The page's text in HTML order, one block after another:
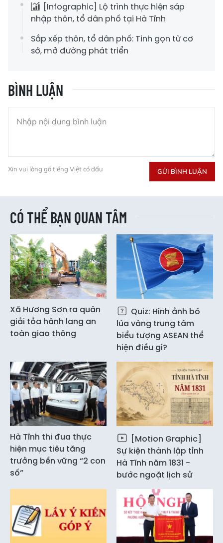
[Infographic] Lộ trình thực hiện sáp
nhập thôn, tổ dân phố tại Hà Tĩnh
Sắp xếp thôn, tổ dân phố: Tinh gọn từ cơ
sở, mở đường phát triển
BÌNH LUẬN
Xin vui lòng gõ tiếng Việt có dấu GỬI BÌNH LUẬN
CÓ THỂ BẠN QUAN TÂM
Xã Hương Sơn ra quân
giải tỏa hành lang an
toàn giao thông
Quiz: Hình ảnh bó
lúa vàng trung tâm
biểu tượng ASEAN thể
hiện điều gì?
Hà Tĩnh thi đua thực
hiện mục tiêu tăng
trưởng bền vững “2 con
số”
[Motion Graphic]
Sự kiện thành lập tỉnh
Hà Tĩnh năm 1831 -
bước ngoặt lịch sử